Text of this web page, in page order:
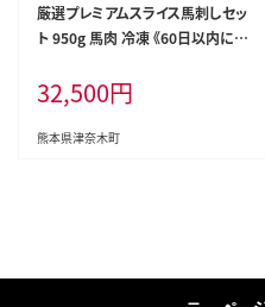
厳選プレミアムスライス馬刺しセッ
ト 950g 馬肉 冷凍 《60日以内に出
たて 真空パック 生食用 肉 熊本県
葦北郡津奈木町 スライス 特産品---
st_fsennpress_60d_26_32500_
32,500円
熊本県津奈木町